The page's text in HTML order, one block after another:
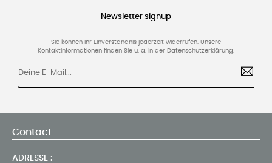
Newsletter signup
Sie können Ihr Einverständnis jederzeit widerrufen. Unsere
Kontaktinformationen finden Sie u. a. in der Datenschutzerklärung.
Contact
ADRESSE :